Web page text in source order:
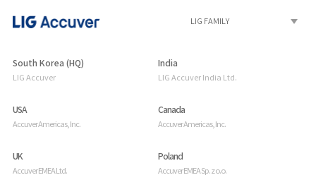
South Korea (HQ)
LIG Accuver
India
LIG Accuver India Ltd.
USA
Accuver Americas, Inc.
Canada
Accuver Americas, Inc.
UK
Accuver EMEA Ltd.
Poland
Accuver EMEA Sp. z o.o.